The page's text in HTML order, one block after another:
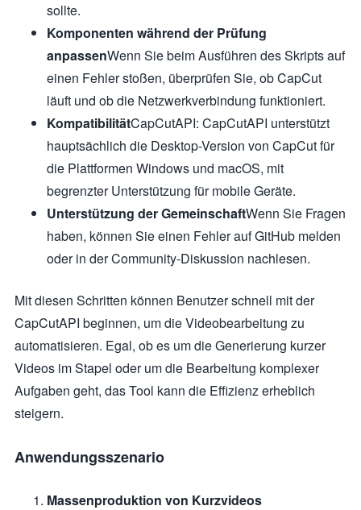
sollte.
Komponenten während der Prüfung
anpassenWenn Sie beim Ausführen des Skripts auf
einen Fehler stoßen, überprüfen Sie, ob CapCut
läuft und ob die Netzwerkverbindung funktioniert.
KompatibilitätCapCutAPI: CapCutAPI unterstützt
hauptsächlich die Desktop-Version von CapCut für
die Plattformen Windows und macOS, mit
begrenzter Unterstützung für mobile Geräte.
Unterstützung der GemeinschaftWenn Sie Fragen
haben, können Sie einen Fehler auf GitHub melden
oder in der Community-Diskussion nachlesen.
Mit diesen Schritten können Benutzer schnell mit der
CapCutAPI beginnen, um die Videobearbeitung zu
automatisieren. Egal, ob es um die Generierung kurzer
Videos im Stapel oder um die Bearbeitung komplexer
Aufgaben geht, das Tool kann die Effizienz erheblich
steigern.
Anwendungsszenario
Massenproduktion von Kurzvideos